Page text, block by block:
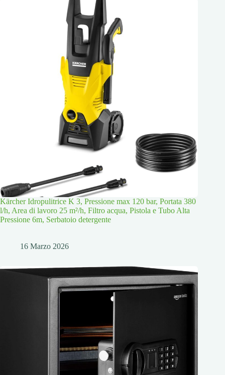
Kärcher Idropulitrice K 3, Pressione max 120 bar, Portata 380
l/h, Area di lavoro 25 m²/h, Filtro acqua, Pistola e Tubo Alta
Pressione 6m, Serbatoio detergente
16 Marzo 2026